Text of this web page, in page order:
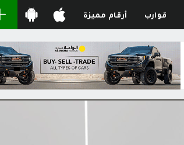
قوارب أرقام مميزة